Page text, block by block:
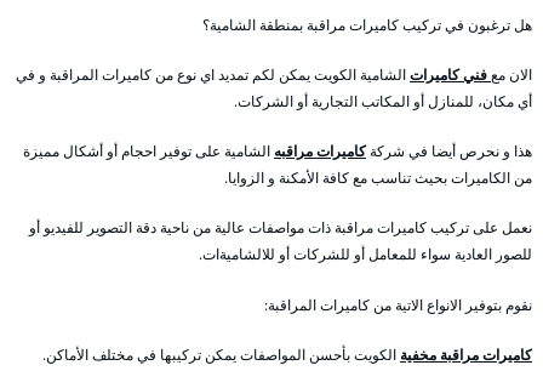
هل ترغبون في تركيب كاميرات مراقبة بمنطقة الشامية؟
الان معفني كاميراتالشامية الكويت يمكن لكم تمديد اي نوع من كاميرات المراقبة و في
أي مكان، للمنازل أو المكاتب التجارية أو الشركات.
هذا و نحرص أيضا في شركةكاميرات مراقبه الشامية على توفير احجام أو أشكال مميزة
من الكاميرات بحيث تناسب مع كافة الأمكنة و الزوايا.
نعمل على تركيب كاميرات مراقبة ذات مواصفات عالية من ناحية دقة التصوير للفيديو أو
للصور العادية سواء للمعامل أو للشركات أو للالشاميةات.
نقوم بتوفير الانواع الاتية من كاميرات المراقبة:
كاميرات مراقبة مخفية الكويت بأحسن المواصفات يمكن تركيبها في مختلف الأماكن.